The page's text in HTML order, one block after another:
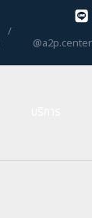
/
@a2p.center